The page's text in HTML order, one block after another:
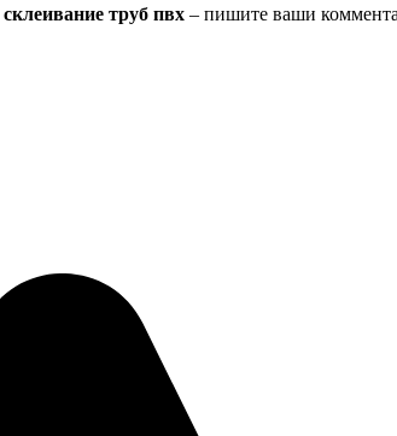
склеивание труб пвх – пишите ваши